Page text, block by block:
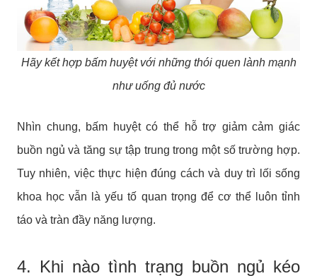
Hãy kết hợp bấm huyệt với những thói quen lành mạnh
như uống đủ nước
Nhìn chung, bấm huyệt có thể hỗ trợ giảm cảm giác
buồn ngủ và tăng sự tập trung trong một số trường hợp.
Tuy nhiên, việc thực hiện đúng cách và duy trì lối sống
khoa học vẫn là yếu tố quan trọng để cơ thể luôn tỉnh
táo và tràn đầy năng lượng.
4. Khi nào tình trạng buồn ngủ kéo